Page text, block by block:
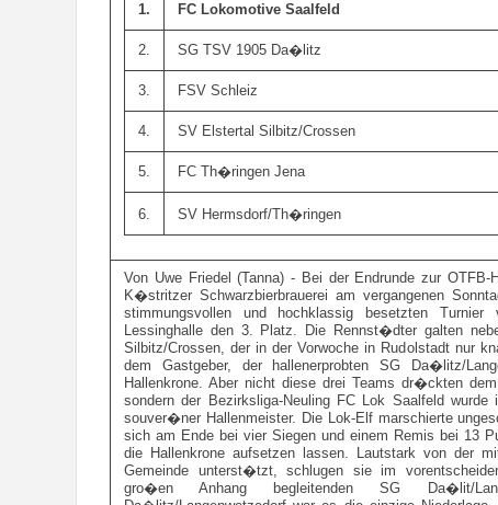
1. FC Lokomotive Saalfeld
2. SG TSV 1905 Da�litz
3. FSV Schleiz
4. SV Elstertal Silbitz/Crossen
5. FC Th�ringen Jena
6. SV Hermsdorf/Th�ringen
Von Uwe Friedel (Tanna) - Bei der Endrunde zur
K�stritzer Schwarzbierbrauerei am vergangenen
stimmungsvollen und hochklassig besetzten
Lessinghalle den 3. Platz. Die Rennst�dter galten
Silbitz/Crossen, der in der Vorwoche in Rudolstadt nur
dem Gastgeber, der hallenerprobten SG Da�litz/
Hallenkrone. Aber nicht diese drei Teams dr�ckten
sondern der Bezirksliga-Neuling FC Lok Saalfeld
souver�ner Hallenmeister. Die Lok-Elf marschierte
sich am Ende bei vier Siegen und einem Remis bei 13
die Hallenkrone aufsetzen lassen. Lautstark von der
Gemeinde unterst�tzt, schlugen sie im
gro�en Anhang begleitenden SG Da�lit/